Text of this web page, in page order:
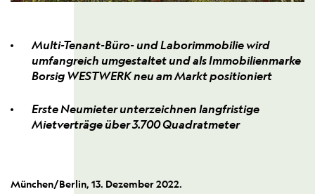
Multi-Tenant-Büro- und Laborimmobilie wird
umfangreich umgestaltet und als Immobilienmarke
Borsig WESTWERK neu am Markt positioniert
Erste Neumieter unterzeichnen langfristige
Mietverträge über 3.700 Quadratmeter
München/Berlin, 13. Dezember 2022.